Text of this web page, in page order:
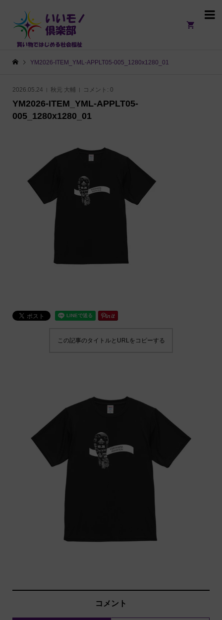

YM2026-ITEM_YML-APPLT05-005_1280x1280_01
2026.05.24 秋元 大輔 コメント: 0
YM2026-ITEM_YML-APPLT05-
005_1280x1280_01
この記事のタイトルとURLをコピーする
コメント